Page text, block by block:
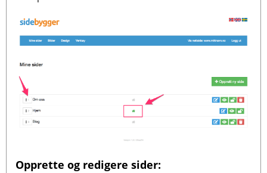
Opprette og redigere sider: